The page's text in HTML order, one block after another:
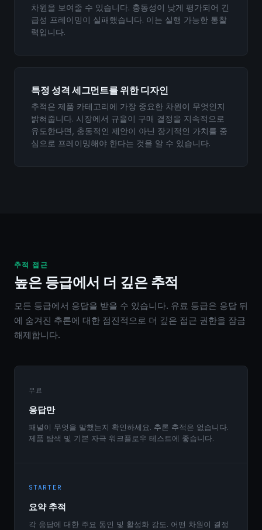
차원을 보여줄 수 있습니다. 충동성이 낮게 평가되어 긴
급성 프레이밍이 실패했습니다. 이는 실행 가능한 통찰
력입니다.
특정 성격 세그먼트를 위한 디자인
추적은 제품 카테고리에 가장 중요한 차원이 무엇인지
밝혀줍니다. 시장에서 규율이 구매 결정을 지속적으로
유도한다면, 충동적인 제안이 아닌 장기적인 가치를 중
심으로 프레이밍해야 한다는 것을 알 수 있습니다.
추적 접근
높은 등급에서 더 깊은 추적
모든 등급에서 응답을 받을 수 있습니다. 유료 등급은 응답 뒤
에 숨겨진 추론에 대한 점진적으로 더 깊은 접근 권한을 잠금
해제합니다.
무료
응답만
패널이 무엇을 말했는지 확인하세요. 추론 추적은 없습니다.
제품 탐색 및 기본 자극 워크플로우 테스트에 좋습니다.
STARTER
요약 추적
각 응답에 대한 주요 동인 및 활성화 강도. 어떤 차원이 결정